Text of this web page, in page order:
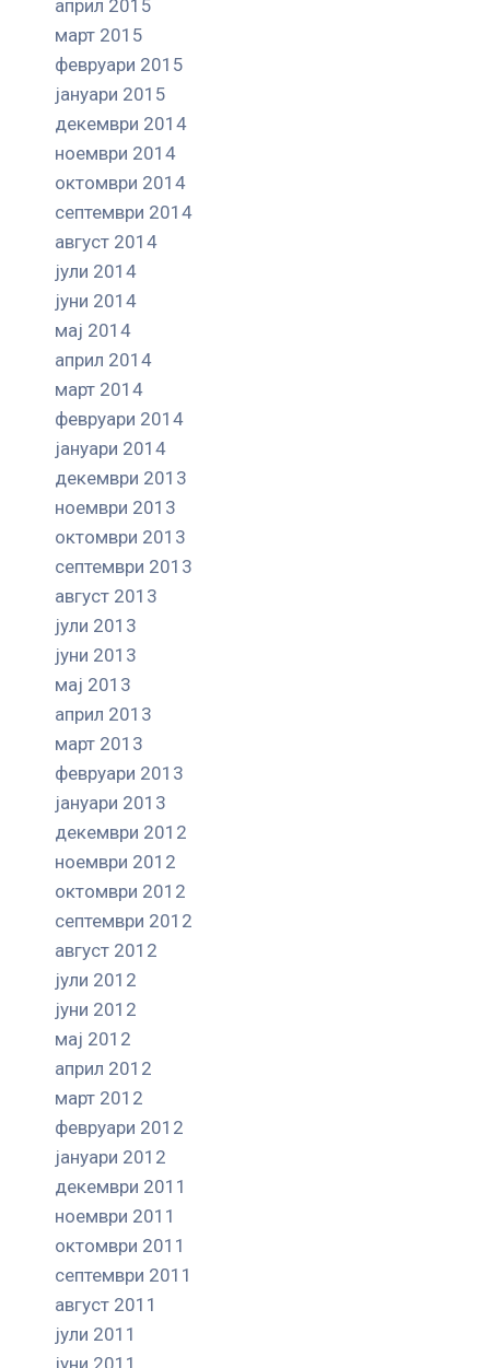
април 2015
март 2015
февруари 2015
јануари 2015
декември 2014
ноември 2014
октомври 2014
септември 2014
август 2014
јули 2014
јуни 2014
мај 2014
април 2014
март 2014
февруари 2014
јануари 2014
декември 2013
ноември 2013
октомври 2013
септември 2013
август 2013
јули 2013
јуни 2013
мај 2013
април 2013
март 2013
февруари 2013
јануари 2013
декември 2012
ноември 2012
октомври 2012
септември 2012
август 2012
јули 2012
јуни 2012
мај 2012
април 2012
март 2012
февруари 2012
јануари 2012
декември 2011
ноември 2011
октомври 2011
септември 2011
август 2011
јули 2011
јуни 2011